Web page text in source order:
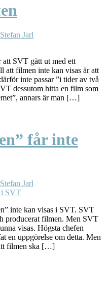
Jarl
SVT gått ut med ett
att filmen inte kan visas är att
inte passar ”i tider av två
dessutom hitta en film som
annars är man […]
får inte
Jarl
inte kan visas i SVT. SVT
producerat filmen. Men SVT
visas. Högsta chefen
en uppgörelse om detta. Men
filmen ska […]